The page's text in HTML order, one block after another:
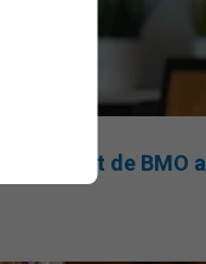
expert de BMO a